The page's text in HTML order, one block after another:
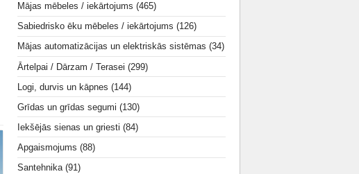
Mājas mēbeles / iekārtojums (465)
Sabiedrisko ēku mēbeles / iekārtojums (126)
Mājas automatizācijas un elektriskās sistēmas (34)
Ārtelpai / Dārzam / Terasei (299)
Logi, durvis un kāpnes (144)
Grīdas un grīdas segumi (130)
Iekšējās sienas un griesti (84)
Apgaismojums (88)
Santehnika (91)